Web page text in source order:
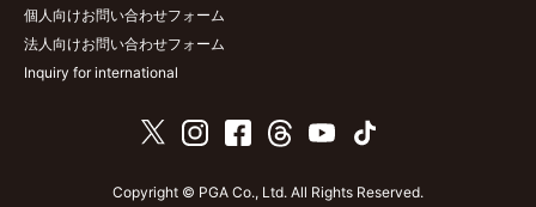
個人向けお問い合わせフォーム
法人向けお問い合わせフォーム
Inquiry for international
Copyright © PGA Co., Ltd. All Rights Reserved.